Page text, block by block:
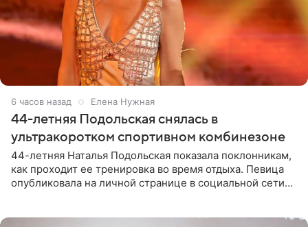
6 часов назад Елена Нужная
44-летняя Подольская снялась в
ультракоротком спортивном комбинезоне
44-летняя Наталья Подольская показала поклонникам,
как проходит ее тренировка во время отдыха. Певица
опубликовала на личной странице в социальной сети